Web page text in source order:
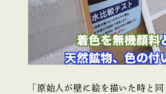
「原始人が壁に絵を描いた時と